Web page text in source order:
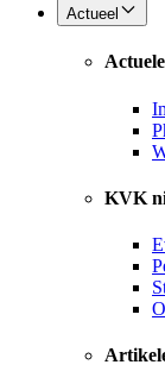
Actueel
KVK